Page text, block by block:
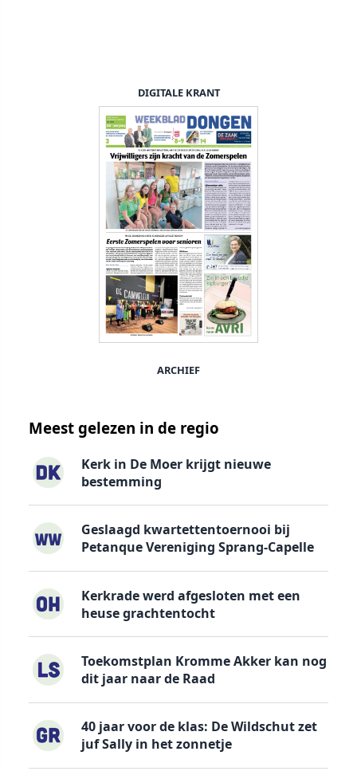
DIGITALE KRANT
ARCHIEF
Meest gelezen in de regio
Kerk in De Moer krijgt nieuwe
bestemming
Geslaagd kwartettentoernooi bij
Petanque Vereniging Sprang-Capelle
Kerkrade werd afgesloten met een
heuse grachtentocht
Toekomstplan Kromme Akker kan nog
dit jaar naar de Raad
40 jaar voor de klas: De Wildschut zet
juf Sally in het zonnetje